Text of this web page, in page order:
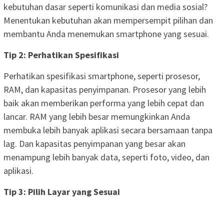
kebutuhan dasar seperti komunikasi dan media sosial?
Menentukan kebutuhan akan mempersempit pilihan dan
membantu Anda menemukan smartphone yang sesuai.
Tip 2: Perhatikan Spesifikasi
Perhatikan spesifikasi smartphone, seperti prosesor,
RAM, dan kapasitas penyimpanan. Prosesor yang lebih
baik akan memberikan performa yang lebih cepat dan
lancar. RAM yang lebih besar memungkinkan Anda
membuka lebih banyak aplikasi secara bersamaan tanpa
lag. Dan kapasitas penyimpanan yang besar akan
menampung lebih banyak data, seperti foto, video, dan
aplikasi.
Tip 3: Pilih Layar yang Sesuai